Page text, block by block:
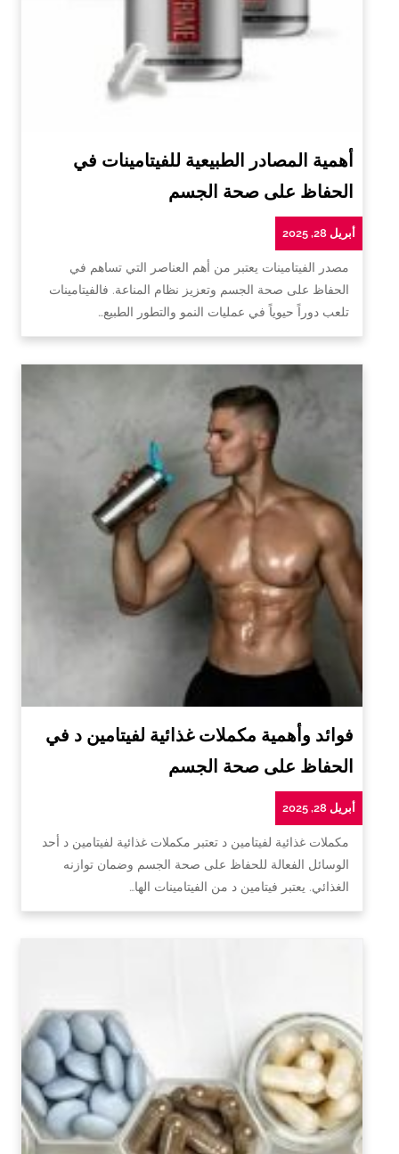
أهمية المصادر الطبيعية للفيتامينات في
الحفاظ على صحة الجسم
أبريل 28, 2025
مصدر الفيتامينات يعتبر من أهم العناصر التي تساهم في
الحفاظ على صحة الجسم وتعزيز نظام المناعة. فالفيتامينات
تلعب دوراً حيوياً في عمليات النمو والتطور الطبيع…
فوائد وأهمية مكملات غذائية لفيتامين د في
الحفاظ على صحة الجسم
أبريل 28, 2025
مكملات غذائية لفيتامين د تعتبر مكملات غذائية لفيتامين د أحد
الوسائل الفعالة للحفاظ على صحة الجسم وضمان توازنه
الغذائي. يعتبر فيتامين د من الفيتامينات الها…